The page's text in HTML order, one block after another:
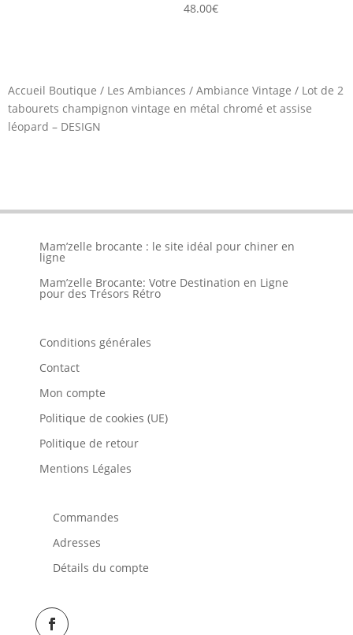
48.00€
Accueil Boutique / Les Ambiances / Ambiance Vintage / Lot de 2
tabourets champignon vintage en métal chromé et assise
léopard – DESIGN
Mam’zelle brocante : le site idéal pour chiner en
ligne
Mam’zelle Brocante: Votre Destination en Ligne
pour des Trésors Rétro
Conditions générales
Contact
Mon compte
Politique de cookies (UE)
Politique de retour
Mentions Légales
Commandes
Adresses
Détails du compte